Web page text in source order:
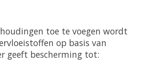
toe te voegen wordt
op basis van
geeft bescherming tot: